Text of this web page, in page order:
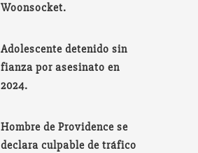
Woonsocket.
Adolescente detenido sin
fianza por asesinato en
2024.
Hombre de Providence se
declara culpable de tráfico